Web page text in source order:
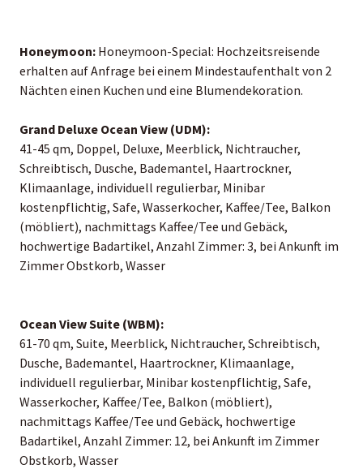
Honeymoon: Honeymoon-Special: Hochzeitsreisende
erhalten auf Anfrage bei einem Mindestaufenthalt von 2
Nächten einen Kuchen und eine Blumendekoration.
Grand Deluxe Ocean View (UDM):
41-45 qm, Doppel, Deluxe, Meerblick, Nichtraucher,
Schreibtisch, Dusche, Bademantel, Haartrockner,
Klimaanlage, individuell regulierbar, Minibar
kostenpflichtig, Safe, Wasserkocher, Kaffee/Tee, Balkon
(möbliert), nachmittags Kaffee/Tee und Gebäck,
hochwertige Badartikel, Anzahl Zimmer: 3, bei Ankunft im
Zimmer Obstkorb, Wasser
Ocean View Suite (WBM):
61-70 qm, Suite, Meerblick, Nichtraucher, Schreibtisch,
Dusche, Bademantel, Haartrockner, Klimaanlage,
individuell regulierbar, Minibar kostenpflichtig, Safe,
Wasserkocher, Kaffee/Tee, Balkon (möbliert),
nachmittags Kaffee/Tee und Gebäck, hochwertige
Badartikel, Anzahl Zimmer: 12, bei Ankunft im Zimmer
Obstkorb, Wasser